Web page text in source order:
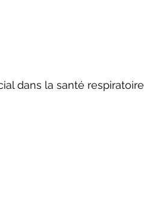
dans la santé respiratoire